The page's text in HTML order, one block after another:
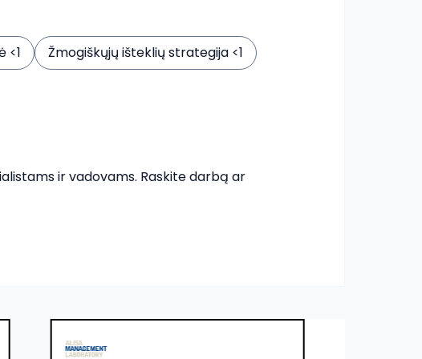
<1
Žmogiškųjų išteklių strategija <1
ir vadovams. Raskite darbą ar